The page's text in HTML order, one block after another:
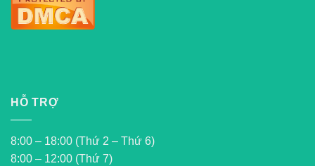
HỖ TRỢ
8:00 – 18:00 (Thứ 2 – Thứ 6)
8:00 – 12:00 (Thứ 7)